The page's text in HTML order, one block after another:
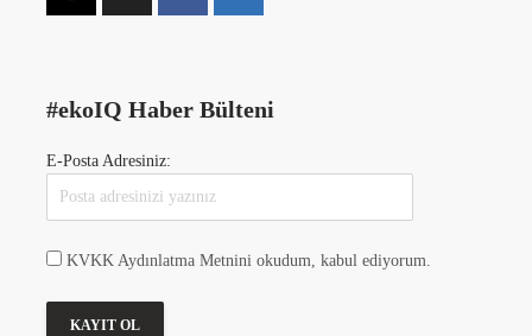
#ekoIQ Haber Bülteni
E-Posta Adresiniz:
KVKK Aydınlatma Metnini okudum, kabul ediyorum.